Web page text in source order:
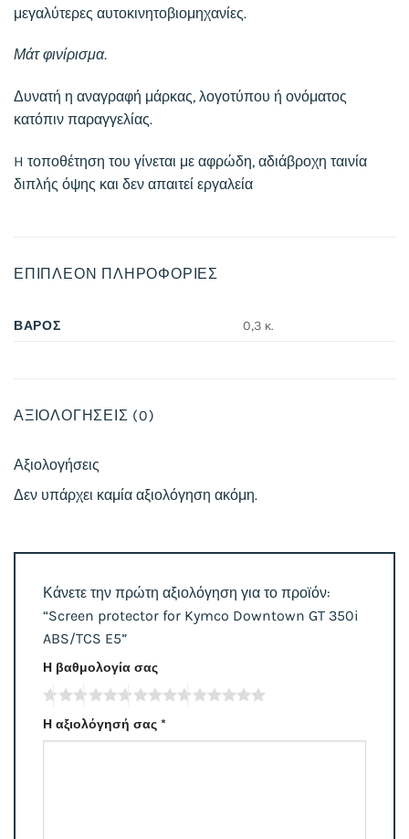
μεγαλύτερες αυτοκινητοβιομηχανίες.
Μάτ φινίρισμα.
Δυνατή η αναγραφή μάρκας, λογοτύπου ή ονόματος
κατόπιν παραγγελίας.
H τοποθέτηση του γίνεται με αφρώδη, αδιάβροχη ταινία
διπλής όψης και δεν απαιτεί εργαλεία
ΕΠΙΠΛΈΟΝ ΠΛΗΡΟΦΟΡΊΕΣ
ΒΆΡΟΣ 0,3 κ.
ΑΞΙΟΛΟΓΉΣΕΙΣ (0)
Αξιολογήσεις
Δεν υπάρχει καμία αξιολόγηση ακόμη.
Κάνετε την πρώτη αξιολόγηση για το προϊόν:
“Screen protector for Kymco Downtown GT 350i
ABS/TCS E5”
Η βαθμολογία σας
Η αξιολόγησή σας *